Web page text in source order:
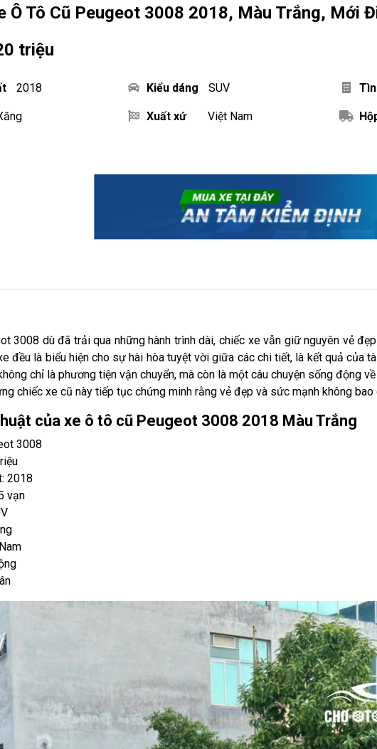
Ô Tô Cũ Peugeot 3008 2018, Màu Trắng, Mới
triệu
2018 Kiểu dáng SUV
Xuất xứ Việt Nam
3008 dù đã trải qua những hành trình dài, chiếc xe vẫn giữ nguyên vẻ
đều là biểu hiện cho sự hài hòa tuyệt vời giữa các chi tiết, là kết quả của
chỉ là phương tiện vận chuyển, mà còn là một câu chuyện sống động
chiếc xe cũ này tiếp tục chứng minh rằng vẻ đẹp và sức mạnh không bao
của xe ô tô cũ Peugeot 3008 2018 Màu Trắng
3008
2018
vạn